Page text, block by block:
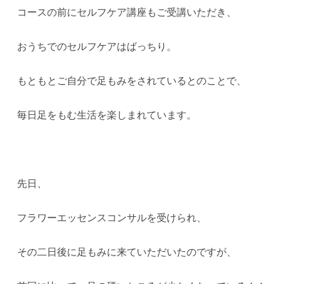
コースの前にセルフケア講座もご受講いただき、
おうちでのセルフケアはばっちり。
もともとご自分で足もみをされているとのことで、
毎日足をもむ生活を楽しまれています。
先日、
フラワーエッセンスコンサルを受けられ、
その二日後に足もみに来ていただいたのですが、